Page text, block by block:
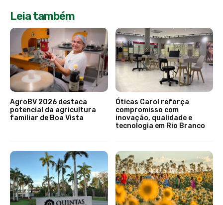
Leia também
AgroBV 2026 destaca
potencial da agricultura
familiar de Boa Vista
Óticas Carol reforça
compromisso com
inovação, qualidade e
tecnologia em Rio Branco